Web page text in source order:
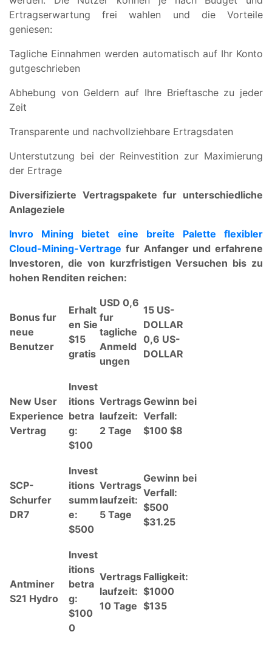
Ertragserwartung frei wahlen und die Vorteile
geniesen:
Tagliche Einnahmen werden automatisch auf Ihr Konto
gutgeschrieben
Abhebung von Geldern auf Ihre Brieftasche zu jeder
Zeit
Transparente und nachvollziehbare Ertragsdaten
Unterstutzung bei der Reinvestition zur Maximierung
der Ertrage
Diversifizierte Vertragspakete fur unterschiedliche
Anlageziele
Invro Mining bietet eine breite Palette flexibler
Cloud-Mining-Vertrage fur Anfanger und erfahrene
Investoren, die von kurzfristigen Versuchen bis zu
hohen Renditen reichen:
Bonus fur
neue
Benutzer
Erhalt
en Sie
$15
gratis
USD 0,6
fur
tagliche
Anmeld
ungen
15 US-
DOLLAR
0,6 US-
DOLLAR
New User
Experience
Vertrag
Invest
itions
betra
g:
$100
Vertrags
laufzeit:
2 Tage
Gewinn bei
Verfall:
$100 $8
SCP-
Schurfer
DR7
Invest
itions
summ
e:
$500
Vertrags
laufzeit:
5 Tage
Gewinn bei
Verfall:
$500
$31.25
Antminer
S21 Hydro
Invest
itions
betra
g:
$100
0
Vertrags
laufzeit:
10 Tage
Falligkeit:
$1000
$135